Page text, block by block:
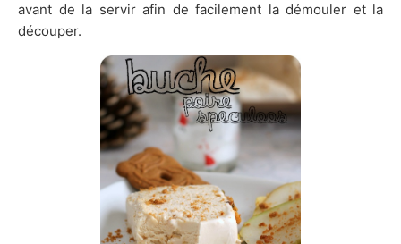
avant de la servir afin de facilement la démouler et la
découper.